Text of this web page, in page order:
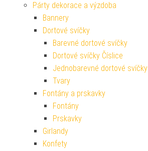
Párty dekorace a výzdoba
Bannery
Dortové svíčky
Barevné dortové svíčky
Dortové svíčky Číslice
Jednobarevné dortové svíčky
Tvary
Fontány a prskavky
Fontány
Prskavky
Girlandy
Konfety